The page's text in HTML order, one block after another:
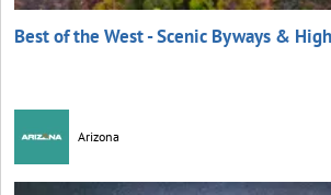
Best of the West - Scenic Byways &
Arizona